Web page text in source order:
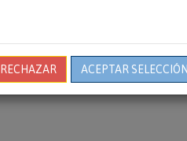
RECHAZAR ACEPTAR SELECCIÓN